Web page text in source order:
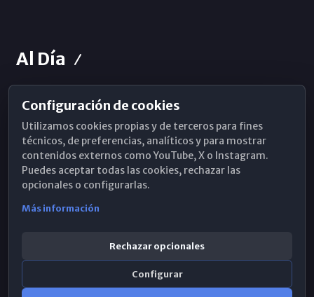
Al Día
Horarios de Misa
Hemeroteca
WhatsApp
Configuración de cookies
Utilizamos cookies propias y de terceros para fines
técnicos, de preferencias, analíticos y para mostrar
contenidos externos como YouTube, X o Instagram.
Puedes aceptar todas las cookies, rechazar las
opcionales o configurarlas.
Más información
Rechazar opcionales
Configurar